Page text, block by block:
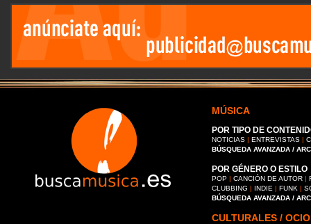
MÚSICA
POR TIPO DE
NOTICIAS | ENTREVISTAS |
BÚSQUEDA AVANZADA /
POR GÉNERO O ESTILO
POP | CANCIÓN DE AUTOR |
CLUBBING | INDIE | FUNK |
BÚSQUEDA AVANZADA /
CULTURALES / OCIO